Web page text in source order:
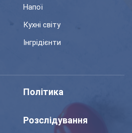
Напої
Кухні світу
Інгрідієнти
Політика
Розслідування